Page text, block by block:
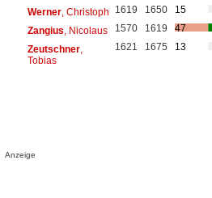
Werner, Christoph 1619 1650
15
Zangius , Nicolaus 1570 1619
47
Zeutschner,
Tobias
1621 1675 13
Anzeige